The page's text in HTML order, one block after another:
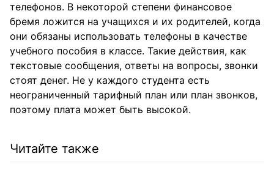
телефонов. В некоторой степени финансовое
бремя ложится на учащихся и их родителей, когда
они обязаны использовать телефоны в качестве
учебного пособия в классе. Такие действия, как
текстовые сообщения, ответы на вопросы, звонки
стоят денег. Не у каждого студента есть
неограниченный тарифный план или план звонков,
поэтому плата может быть высокой.
Читайте также